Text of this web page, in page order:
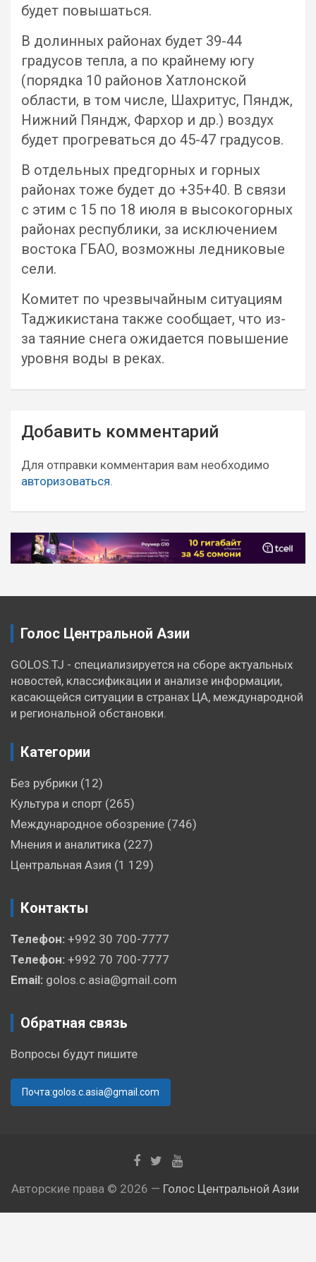
будет повышаться.
В долинных районах будет 39-44
градусов тепла, а по крайнему югу
(порядка 10 районов Хатлонской
области, в том числе, Шахритус, Пяндж,
Нижний Пяндж, Фархор и др.) воздух
будет прогреваться до 45-47 градусов.
В отдельных предгорных и горных
районах тоже будет до +35+40. В связи
с этим с 15 по 18 июля в высокогорных
районах республики, за исключением
востока ГБАО, возможны ледниковые
сели.
Комитет по чрезвычайным ситуациям
Таджикистана также сообщает, что из-
за таяние снега ожидается повышение
уровня воды в реках.
Навигация
по
записям
Добавить комментарий
Для отправки комментария вам необходимо
авторизоваться.
Голос Центральной Азии
GOLOS.TJ - специализируется на сборе актуальных
новостей, классификации и анализе информации,
касающейся ситуации в странах ЦА, международной
и региональной обстановки.
Категории
Без рубрики (12)
Культура и спорт (265)
Международное обозрение (746)
Мнения и аналитика (227)
Центральная Азия (1 129)
Контакты
Телефон: +992 30 700-7777
Телефон: +992 70 700-7777
Email: golos.c.asia@gmail.com
Обратная связь
Вопросы будут пишите
Почта:golos.c.asia@gmail.com
Авторские права © 2026 — Голос Центральной Азии